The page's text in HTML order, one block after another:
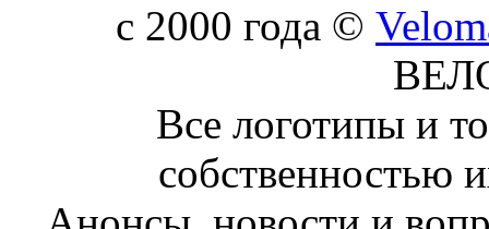
c 2000 года ©
Все логотипы и
собственностью